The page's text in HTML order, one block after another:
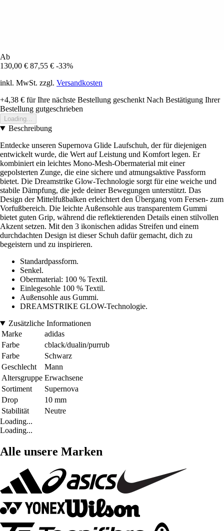
Ab
130,00 € 87,55 € -33%
inkl. MwSt. zzgl. Versandkosten
+4,38 € für Ihre nächste Bestellung geschenkt Nach Bestätigung Ihrer
Bestellung gutgeschrieben
Loading...
Beschreibung
Entdecke unseren Supernova Glide Laufschuh, der für diejenigen
entwickelt wurde, die Wert auf Leistung und Komfort legen. Er
kombiniert ein leichtes Mono-Mesh-Obermaterial mit einer
gepolsterten Zunge, die eine sichere und atmungsaktive Passform
bietet. Die Dreamstrike Glow-Technologie sorgt für eine weiche und
stabile Dämpfung, die jede deiner Bewegungen unterstützt. Das
Design der Mittelfußbalken erleichtert den Übergang vom Fersen- zum
Vorfußbereich. Die leichte Außensohle aus transparentem Gummi
bietet guten Grip, während die reflektierenden Details einen stilvollen
Akzent setzen. Mit den 3 ikonischen adidas Streifen und einem
durchdachten Design ist dieser Schuh dafür gemacht, dich zu
begeistern und zu inspirieren.
Standardpassform.
Senkel.
Obermaterial: 100 % Textil.
Einlegesohle 100 % Textil.
Außensohle aus Gummi.
DREAMSTRIKE GLOW-Technologie.
Zusätzliche Informationen
Marke
adidas
Farbe
cblack/dualin/purrub
Farbe
Schwarz
Geschlecht
Mann
Altersgruppe Erwachsene
Sortiment
Supernova
Drop
10 mm
Stabilität
Neutre
Loading...
Loading...
Alle unsere Marken